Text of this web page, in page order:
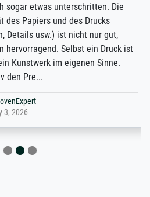
unterschritten. Die
und des Drucks
ist nicht nur gut,
Selbst ein Druck ist
im eigenen Sinne.